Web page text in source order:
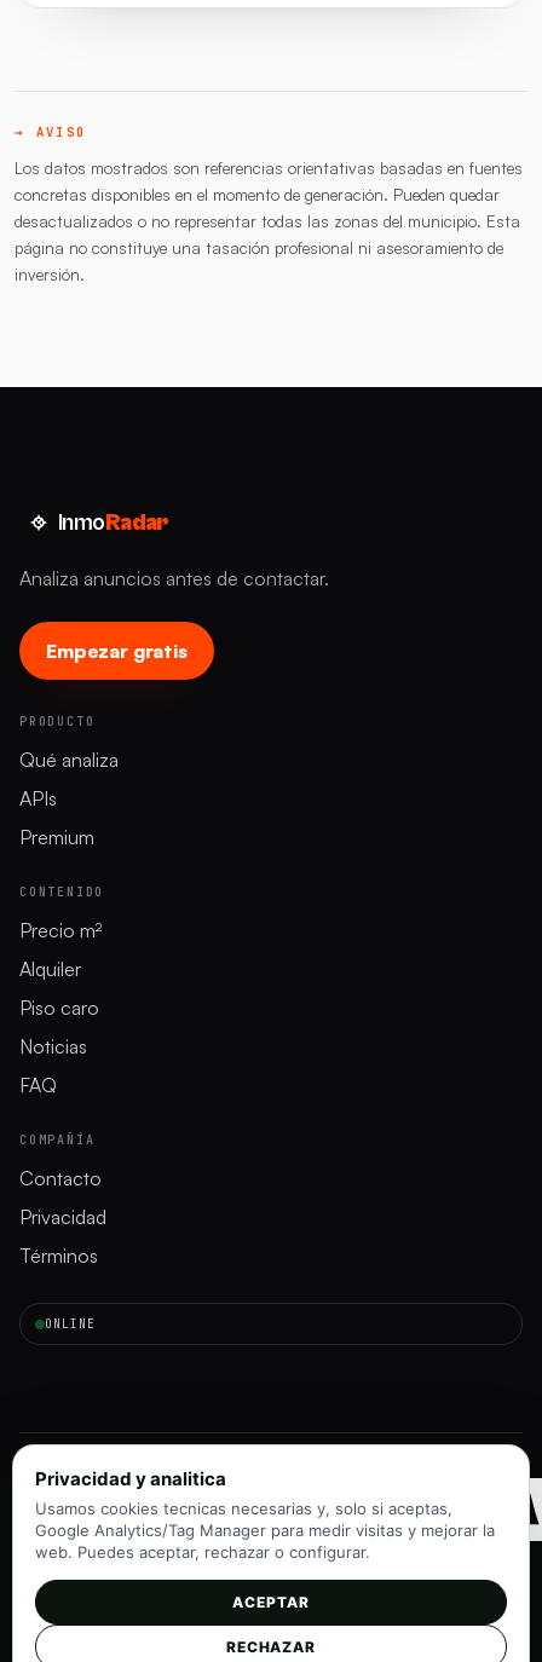
→ AVISO
Los datos mostrados son referencias orientativas basadas en fuentes
concretas disponibles en el momento de generación. Pueden quedar
desactualizados o no representar todas las zonas del municipio. Esta
página no constituye una tasación profesional ni asesoramiento de
inversión.
InmoRadar
Analiza anuncios antes de contactar.
Empezar gratis
PRODUCTO
Qué analiza
APIs
Premium
CONTENIDO
Precio m²
Alquiler
Piso caro
Noticias
FAQ
COMPAÑÍA
Contacto
Privacidad
Términos
ONLINE
Instagram
TikTok
Privacidad y analitica
Usamos cookies tecnicas necesarias y, solo si aceptas,
Google Analytics/Tag Manager para medir visitas y mejorar la
web. Puedes aceptar, rechazar o configurar.
ACEPTAR
RECHAZAR